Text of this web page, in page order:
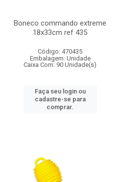
Boneco commando extreme
18x33cm ref 435
Código: 470435
Embalagem: Unidade
Caixa Com: 90 Unidade(s)
Faça seu login ou
cadastre-se para
comprar.